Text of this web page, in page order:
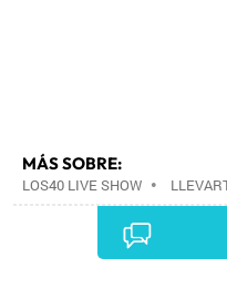
MÁS SOBRE:
LOS40 LIVE SHOW •
CONCIERTOS•LOS40•
EVENTOS MUSICALES
•RADIO•